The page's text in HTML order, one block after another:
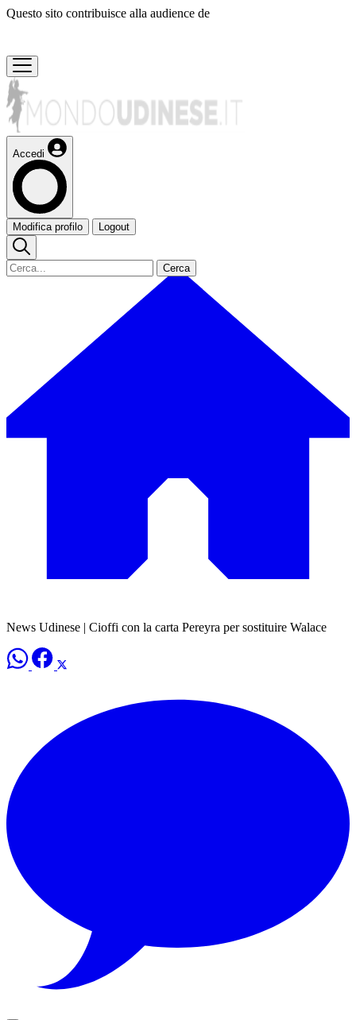
Questo sito contribuisce alla audience de
Accedi
Modifica profilo Logout
Cerca
News Udinese | Cioffi con la carta Pereyra per sostituire Walace